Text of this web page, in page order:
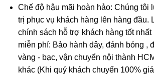
Là lá bùa cầu bình an, may mắn, cầu
ý.
Tránh bị kẻ tiểu nhân hãm hại; tránh
xảy ra.
Nhìn thấy tượng Quan Thế Âm Bồ Tát
Chế độ hậu mãi hoàn hảo: Chúng tôi
trị phục vụ khách hàng lên hàng đầu.
chính sách hỗ trợ khách hàng tốt
miễn phí: Bảo hành dây, đánh bóng ,
vàng - bạc, vận chuyển nội thành
khác (Khi quý khách chuyển 100%